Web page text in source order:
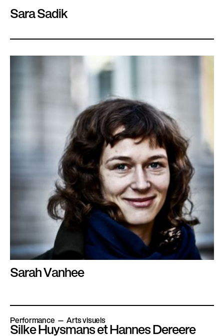
Sara Sadik
Sarah Vanhee
Performance Arts visuels
Silke Huysmans et Hannes Dereere